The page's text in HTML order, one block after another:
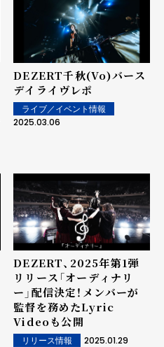
DEZERT千秋(Vo)バース
デイライヴレポ
ライブ／イベント情報
2025.03.06
DEZERT、2025年第1弾
リリース「オーディナリ
ー」配信決定！メンバーが
監督を務めたLyric
Videoも公開
リリース情報 2025.01.29